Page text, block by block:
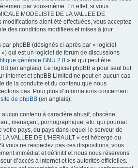
par vous-même. En effet, si vous
MODELISTE DE LA VALLEE DE
modifications aient été effectuées, vous acceptez
des conditions modifiées et mises à jour.
phpBB (désignés ci-après par « logiciel
qui est un logiciel de forum de discussions
générale GNU 2.0 » et qui peut être
(en anglais). Le logiciel phpBB a pour seul but
internet et phpBB Limited ne peut en aucun cas
de la conduite et du contenu que nous
pas. Pour plus d’informations concernant
site de phpBB (en anglais).
contenu à caractère abusif, obscène,
menaçant, pornographique, etc. qui pourrait
votre pays, du pays dans lequel le serveur de
VALLEE DE L'HERAULT » est hébergé ou
vous ne respectez pas ces dispositions, vous
immédiat et définitif et nous nous réservons
d’accès à internet et les autorités officielles.